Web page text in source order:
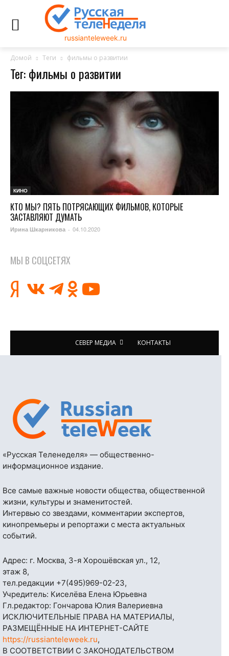
russianteleweek.ru
Домой Теги фильмы о развитии
Тег: фильмы о развитии
КИНО
КТО МЫ? ПЯТЬ ПОТРЯСАЮЩИХ ФИЛЬМОВ, КОТОРЫЕ
ЗАСТАВЛЯЮТ ДУМАТЬ
Ирина Шкарникова - 04.10.2020
МЫ В СОЦСЕТЯХ
СЕВЕР МЕДИА КОНТАКТЫ
«Русская Теленеделя» — общественно-
информационное издание.
Все самые важные новости общества, общественной
жизни, культуры и знаменитостей.
Интервью со звездами, комментарии экспертов,
кинопремьеры и репортажи с места актуальных
событий.
Адрес: г. Москва, 3-я Хорошёвская ул., 12,
этаж 8,
тел.редакции +7(495)969-02-23,
Учредитель: Киселёва Елена Юрьевна
Гл.редактор: Гончарова Юлия Валериевна
ИСКЛЮЧИТЕЛЬНЫЕ ПРАВА НА МАТЕРИАЛЫ,
РАЗМЕЩЁННЫЕ НА ИНТЕРНЕТ-САЙТЕ
https://russianteleweek.ru,
В СООТВЕТСТВИИ С ЗАКОНОДАТЕЛЬСТВОМ